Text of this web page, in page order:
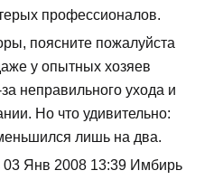
профессионалов.
поясните пожалуйста
у опытных хозяев
неправильного ухода и
Но что удивительно:
лишь на два.
Янв 2008 13:39 Имбирь